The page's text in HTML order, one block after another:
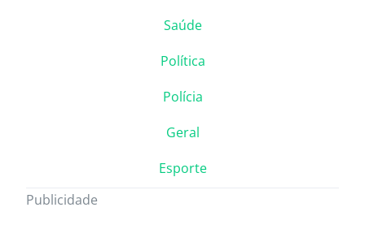
Saúde
Política
Polícia
Geral
Esporte
Publicidade